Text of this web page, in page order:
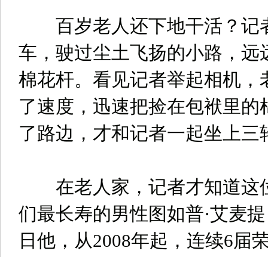
百岁老人还下地干活？记
车，驶过尘土飞扬的小路，远
棉花杆。看见记者举起相机，
了速度，迅速把捡在包袱里的
了路边，才和记者一起坐上三
在老人家，记者才知道这
们最长寿的男性图如普·艾麦
日他，从2008年起，连续6届